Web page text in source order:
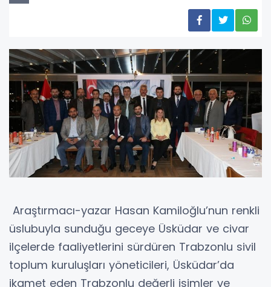
Araştırmacı-yazar Hasan Kamiloğlu’nun renkli
üslubuyla sunduğu geceye Üsküdar ve civar
ilçelerde faaliyetlerini sürdüren Trabzonlu sivil
toplum kuruluşları yöneticileri, Üsküdar’da
ikamet eden Trabzonlu değerli isimler ve